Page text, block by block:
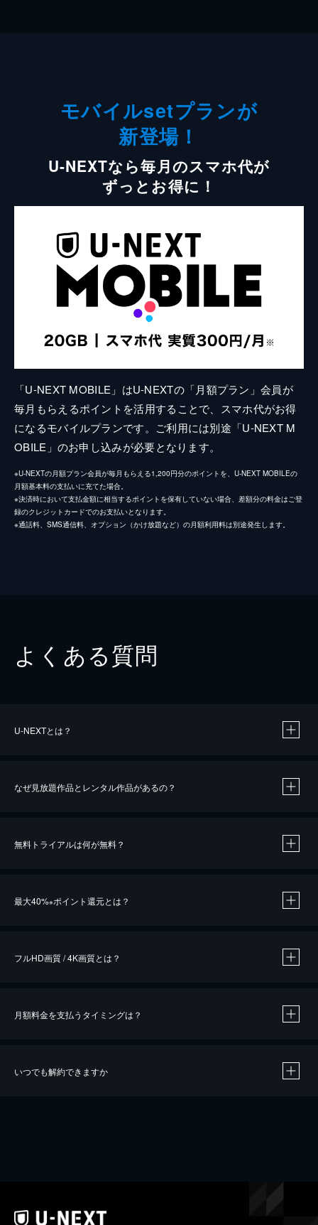
モバイルsetプランが
新登場！
U-NEXTなら毎月のスマホ代が
ずっとお得に！
「U-NEXT MOBILE」はU-NEXTの「月額プラン」会員が
毎月もらえるポイントを活用することで、スマホ代がお得
になるモバイルプランです。ご利用には別途「U-NEXT M
OBILE」のお申し込みが必要となります。
※U-NEXTの月額プラン会員が毎月もらえる1,200円分のポイントを、U-NEXT MOBILEの
月額基本料の支払いに充てた場合。
※決済時において支払金額に相当するポイントを保有していない場合、差額分の料金はご登
録のクレジットカードでのお支払いとなります。
※通話料、SMS通信料、オプション（かけ放題など）の月額利用料は別途発生します。
よくある質問
U-NEXTとは？
なぜ見放題作品とレンタル作品があるの？
無料トライアルは何が無料？
最大40%※ポイント還元とは？
※40％ポイント還元の対象は、クレジットカード決済による作品の購入 / レンタルです。
フルHD画質 / 4K画質とは？
月額料金を支払うタイミングは？
いつでも解約できますか